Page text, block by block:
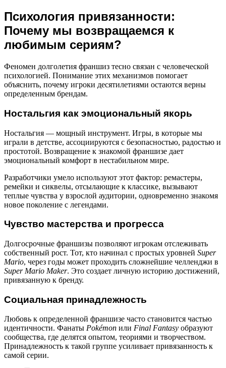
Психология привязанности:
Почему мы возвращаемся к
любимым сериям?
Феномен долголетия франшиз тесно связан с человеческой
психологией. Понимание этих механизмов помогает
объяснить, почему игроки десятилетиями остаются верны
определенным брендам.
Ностальгия как эмоциональный якорь
Ностальгия — мощный инструмент. Игры, в которые мы
играли в детстве, ассоциируются с безопасностью, радостью и
простотой. Возвращение к знакомой франшизе дает
эмоциональный комфорт в нестабильном мире.
Разработчики умело используют этот фактор: ремастеры,
ремейки и сиквелы, отсылающие к классике, вызывают
теплые чувства у взрослой аудитории, одновременно знакомя
новое поколение с легендами.
Чувство мастерства и прогресса
Долгосрочные франшизы позволяют игрокам отслеживать
собственный рост. Тот, кто начинал с простых уровней Super
Mario, через годы может проходить сложнейшие челленджи в
Super Mario Maker. Это создает личную историю достижений,
привязанную к бренду.
Социальная принадлежность
Любовь к определенной франшизе часто становится частью
идентичности. Фанаты Pokémon или Final Fantasy образуют
сообщества, где делятся опытом, теориями и творчеством.
Принадлежность к такой группе усиливает привязанность к
самой серии.